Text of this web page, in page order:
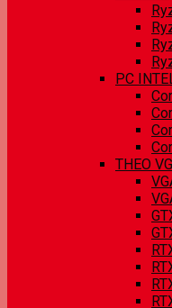
PC
THEO